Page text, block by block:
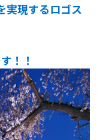
実現するロゴス
！！